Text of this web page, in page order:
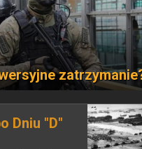
Dniu "D"